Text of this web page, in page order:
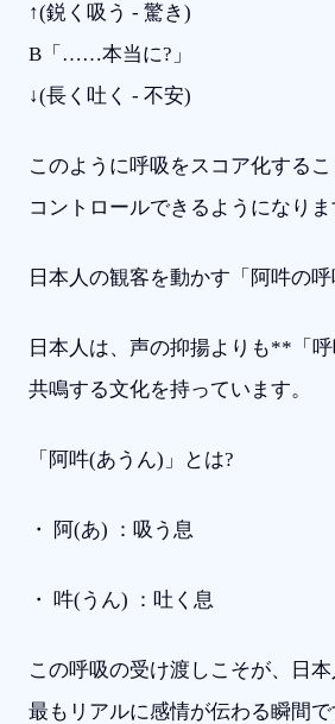
↑(鋭く吸う - 驚き)
B「……本当に?」
↓(長く吐く - 不安)
このように呼吸をスコア化する
コントロールできるようになりま
日本人の観客を動かす「阿吽の呼
日本人は、声の抑揚よりも**「
共鳴する文化を持っています。
「阿吽(あうん)」とは?
・ 阿(あ) ：吸う息
・ 吽(うん) ：吐く息
この呼吸の受け渡しこそが、日
最もリアルに感情が伝わる瞬間で